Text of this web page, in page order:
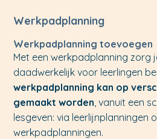
Werkpadplanning
Werkpadplanning toevoegen
Met een werkpadplanning zorg
daadwerkelijk voor leerlingen
werkpadplanning kan op
gemaakt worden , vanuit een
lesgeven: via leerlijnplanningen
werkpadplanningen.